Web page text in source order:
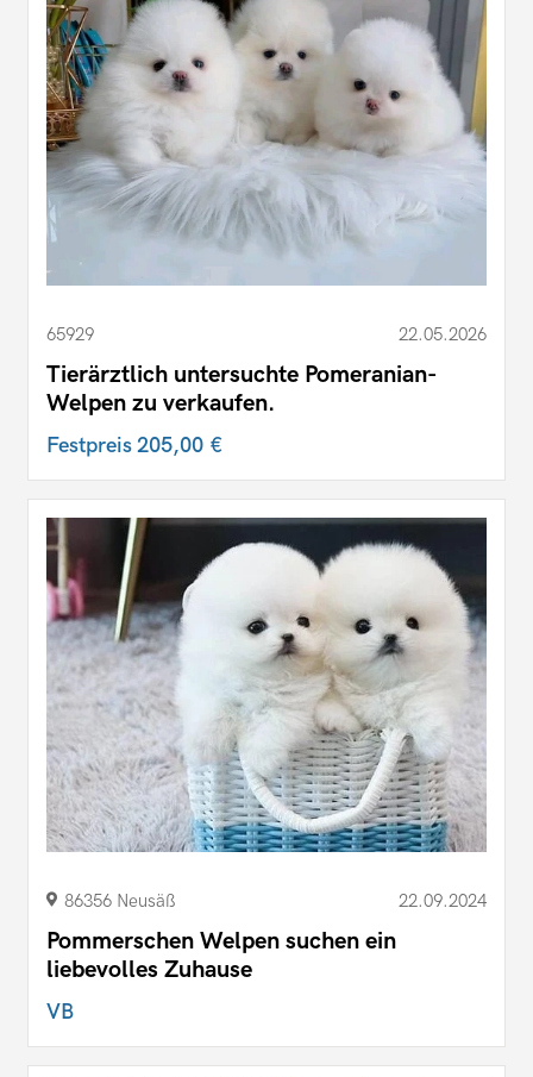
65929 22.05.2026
Tierärztlich untersuchte Pomeranian-
Welpen zu verkaufen.
Festpreis205,00 €
86356 Neusäß 22.09.2024
Pommerschen Welpen suchen ein
liebevolles Zuhause
VB